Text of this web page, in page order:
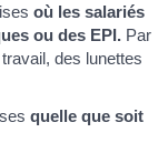
où les salariés
ou des EPI. Par
des lunettes
quelle que soit